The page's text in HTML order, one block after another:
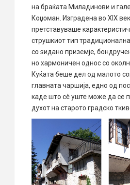
на браќата Миладинови и
Коџоман. Изградена во XIX
претставуваше
струшкиот тип
со ѕидано приземје,
но хармоничен однос со
Куќата беше дел од малото
главната чаршија, едно од
каде што сè уште може да се
духот на старото градско